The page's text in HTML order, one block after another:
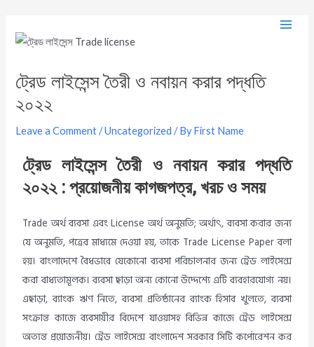
ট্রেড লাইসেন্স তৈরী ও নবায়ন করার পদ্ধতি
২০২২
Leave a Comment /Uncategorized / ByFirst Name
ট্রেড লাইসেন্স তৈরী ও নবায়ন করার পদ্ধতি
২০২২ : প্রয়োজনীয় কাগজপত্র, খরচ ও সময়
Trade অর্থ ব্যবসা এবং License অর্থ অনুমতি; অর্থাৎ, ব্যবসা করার জন্য
যে অনুমতি, পত্রের মাধ্যমে দেওয়া হয়, তাকে Trade License Paper বলা
হয়। বাংলাদেশে বৈধভাবে যেকোনো ব্যবসা পরিচালনার জন্য ট্রেড লাইসেন্স
করা বাধ্যতামূলক। ব্যবসা ছাড়া অন্য কোনো উদ্দেশ্যে এটি ব্যবহারযোগ্য নয়।
এছাড়া, ব্যাংক ঋণ নিতে, ব্যবসা প্রতিষ্ঠানের ব্যাংক হিসাব খুলতে, ব্যবসা
সংক্রান্ত কাজে ব্যবসায়ীর বিদেশে যাওয়াসহ বিভিন্ন কাজে ট্রেড লাইসেন্স
অত্যন্ত প্রয়োজনীয়। ট্রেড লাইসেন্স বাংলাদেশ সরকার সিটি কর্পোরেশন কর